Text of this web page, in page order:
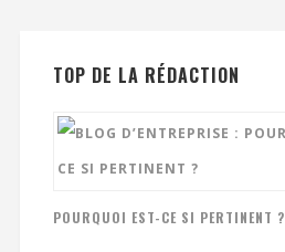
TOP DE LA RÉDACTION
POURQUOI EST-CE SI PERTINENT ?